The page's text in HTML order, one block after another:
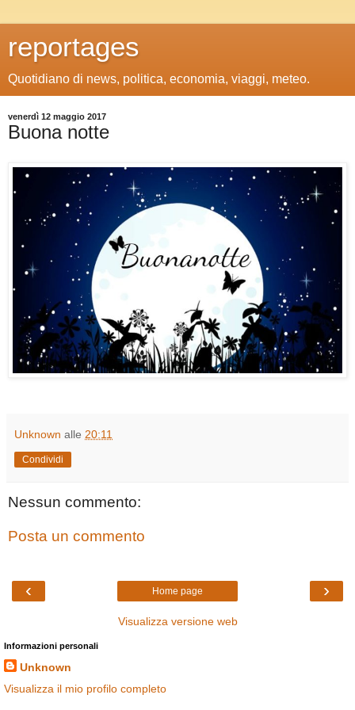
reportages
Quotidiano di news, politica, economia, viaggi, meteo.
venerdì 12 maggio 2017
Buona notte
Unknown alle 20:11
Condividi
Nessun commento:
Posta un commento
‹ ›
Home page
Visualizza versione web
Informazioni personali
Unknown
Visualizza il mio profilo completo